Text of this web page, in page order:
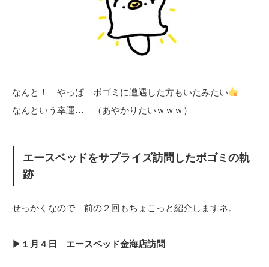
なんと！ やっぱ ボゴミに遭遇した方もいたみたい
なんという幸運… （あやかりたいｗｗｗ）
エースベッドをサプライズ訪問したボゴミの軌
跡
せっかくなので 前の２回もちょこっと紹介しますネ。
▶１月４日 エースベッド金海店訪問